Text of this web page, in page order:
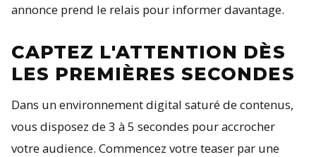
annonce prend le relais pour informer davantage.
CAPTEZ L'ATTENTION DÈS
LES PREMIÈRES SECONDES
Dans un environnement digital saturé de contenus,
vous disposez de 3 à 5 secondes pour accrocher
votre audience. Commencez votre teaser par une